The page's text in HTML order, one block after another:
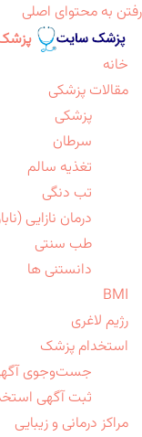
رفتن به محتوای اصلی
خانه
مقالات پزشکی
پزشکی
سرطان
تغذیه سالم
تب دنگی
درمان نازایی
طب سنتی
دانستنی ها
BMI
رژیم لاغری
استخدام پزشک
جست‌وجوی
ثبت آگهی
مراکز درمانی و زیبایی